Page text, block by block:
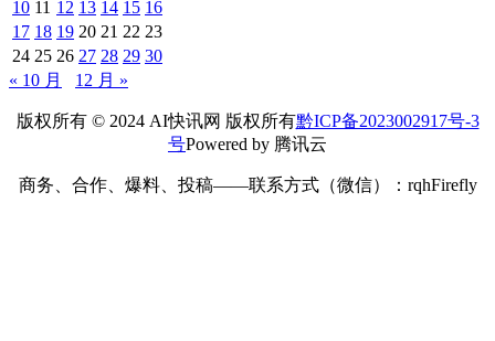
10 11 12 13 14 15 16
17 18 19 20 21 22 23
24 25 26 27 28 29 30
« 10 月
12 月 »
版权所有 © 2024 AI快讯网 版权所有黔ICP备2023002917号-3
号Powered by 腾讯云
商务、合作、爆料、投稿——联系方式（微信）：rqhFirefly